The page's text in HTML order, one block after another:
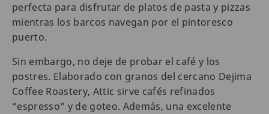
perfecta para disfrutar de platos de pasta y pizzas
mientras los barcos navegan por el pintoresco
puerto.
Sin embargo, no deje de probar el café y los
postres. Elaborado con granos del cercano Dejima
Coffee Roastery, Attic sirve cafés refinados
“espresso” y de goteo. Además, una excelente